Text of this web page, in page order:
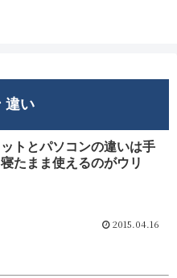
違い
トとパソコンの違いは手
たまま使えるのがウリ
2015.04.16